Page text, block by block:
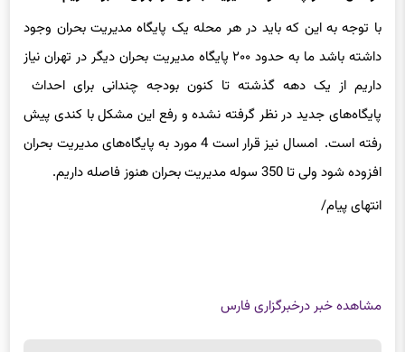
با توجه به این که باید در هر محله یک پایگاه مدیریت بحران وجود
داشته باشد ما به حدود ۲۰۰ پایگاه مدیریت بحران دیگر در تهران نیاز
داریم از یک دهه گذشته تا کنون بودجه چندانی برای احداث
پایگاه‌های جدید در نظر گرفته نشده و رفع این مشکل با کندی پیش
رفته است. امسال نیز قرار است 4 مورد به پایگاه‌های مدیریت بحران
افزوده شود ولی تا 350 سوله مدیریت بحران هنوز فاصله داریم.
انتهای پیام/
مشاهده خبر درخبرگزاری فارس